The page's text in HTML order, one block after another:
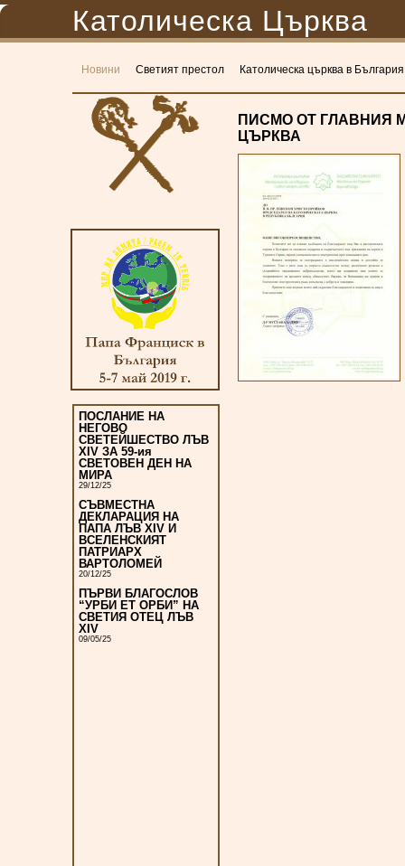
Католическа Църква
Новини Светият престол Католическа църква в България
ПОСЛАНИЕ НА
НЕГОВО
СВЕТЕЙШЕСТВО ЛЪВ
XIV ЗА 59-ия
СВЕТОВЕН ДЕН НА
МИРА
29/12/25
СЪВМЕСТНА
ДЕКЛАРАЦИЯ НА
ПАПА ЛЪВ XIV И
ВСЕЛЕНСКИЯТ
ПАТРИАРХ
ВАРТОЛОМЕЙ
20/12/25
ПЪРВИ БЛАГОСЛОВ
“УРБИ ЕТ ОРБИ” НА
СВЕТИЯ ОТЕЦ ЛЪВ
XIV
09/05/25
ПИСМО ОТ ГЛАВНИЯ
ЦЪРКВА